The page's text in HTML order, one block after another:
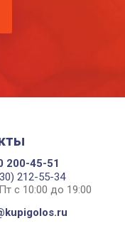
200-45-51
212-55-34
с 10:00 до 19:00